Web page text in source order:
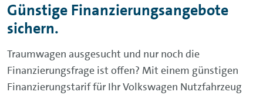
Günstige Finanzierungsangebote
sichern.
Traumwagen ausgesucht und nur noch die
Finanzierungsfrage ist offen? Mit einem günstigen
Finanzierungstarif für Ihr Volkswagen Nutzfahrzeug